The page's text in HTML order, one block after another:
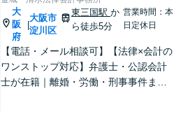
大
阪
府
|
大阪市
淀川区
東三国駅か
ら徒歩5分
営業時間：本
日定休日
【電話・メール相談可】【法律×会計の
ワンストップ対応】弁護士・公認会計
士が在籍｜離婚・労働・刑事事件まで